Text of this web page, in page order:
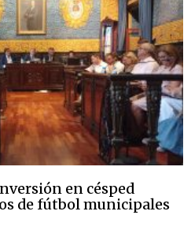
en césped
de fútbol municipales